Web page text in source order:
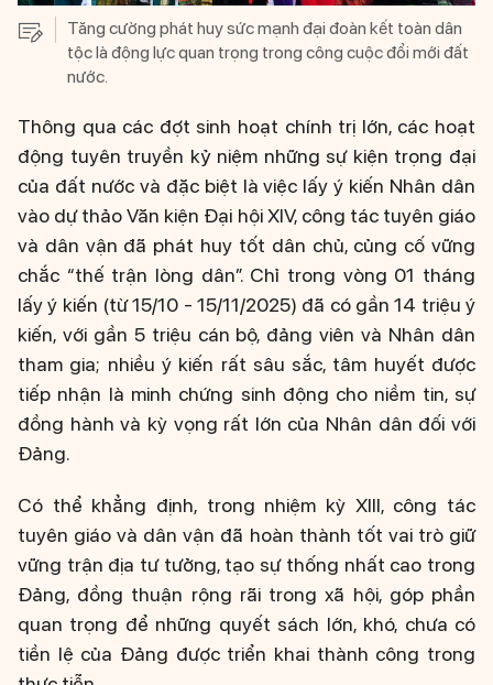
Tăng cường phát huy sức mạnh đại đoàn kết toàn dân
tộc là động lực quan trọng trong công cuộc đổi mới đất
nước.
Thông qua các đợt sinh hoạt chính trị lớn, các hoạt
động tuyên truyền kỷ niệm những sự kiện trọng đại
của đất nước và đặc biệt là việc lấy ý kiến Nhân dân
vào dự thảo Văn kiện Đại hội XIV, công tác tuyên giáo
và dân vận đã phát huy tốt dân chủ, củng cố vững
chắc “thế trận lòng dân”. Chỉ trong vòng 01 tháng
lấy ý kiến (từ 15/10 - 15/11/2025) đã có gần 14 triệu ý
kiến, với gần 5 triệu cán bộ, đảng viên và Nhân dân
tham gia; nhiều ý kiến rất sâu sắc, tâm huyết được
tiếp nhận là minh chứng sinh động cho niềm tin, sự
đồng hành và kỳ vọng rất lớn của Nhân dân đối với
Đảng.
Có thể khẳng định, trong nhiệm kỳ XIII, công tác
tuyên giáo và dân vận đã hoàn thành tốt vai trò giữ
vững trận địa tư tưởng, tạo sự thống nhất cao trong
Đảng, đồng thuận rộng rãi trong xã hội, góp phần
quan trọng để những quyết sách lớn, khó, chưa có
tiền lệ của Đảng được triển khai thành công trong